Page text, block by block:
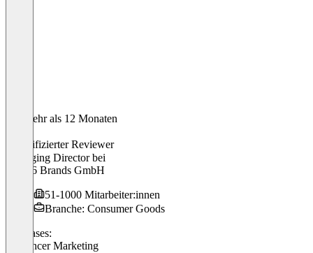
Vor mehr als 12 Monaten
Verifizierter Reviewer
Managing Directorbei
Prime6 Brands GmbH
51-1000 Mitarbeiter:innen
Branche: Consumer Goods
Use cases:
Influencer Marketing